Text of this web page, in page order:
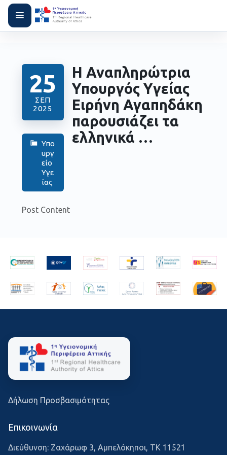
25
ΣΕΠ
2025
Υπο
υργ
είο
Υγε
ίας
Η Αναπληρώτρια
Υπουργός Υγείας
Ειρήνη Αγαπηδάκη
παρουσιάζει τα
ελληνικά …
Post Content
Δήλωση Προσβασιμότητας
Επικοινωνία
Διεύθυνση: Ζαχάρωφ 3, Αμπελόκηποι, ΤΚ 11521